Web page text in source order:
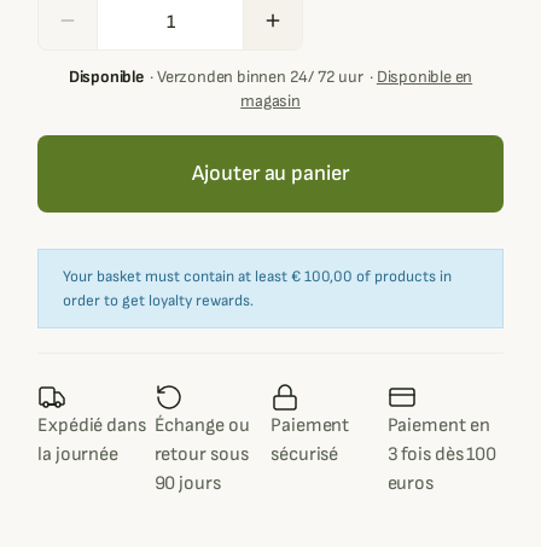
remove add
Disponible·Verzonden binnen 24/ 72 uur· Disponible en
magasin
Ajouter au panier
Your basket must contain at least € 100,00 of products in
order to get loyalty rewards.
Expédié dans
la journée
Échange ou
retour sous
90 jours
Paiement
sécurisé
Paiement en
3 fois dès 100
euros